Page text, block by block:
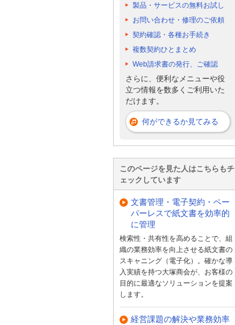
製品・サービスの無料お試し
お問い合わせ・修理のご依頼
契約確認・各種お手続き
複数契約ひとまとめ
Web請求書の発行、ご確認
さらに、便利なメニューや役
立つ情報を数多くご利用いた
だけます。
何ができるか見てみる
このページを見た人はこちらもチ
ェックしています
文書管理・電子契約・ペー
パーレスで紙文書を効率的
に管理
検索性・共有性を高めることで、組
織の業務効率を向上させる紙文書の
スキャニング（電子化）。確かな導
入実績を持つ大塚商会が、お客様の
目的に最適なソリューションを提案
します。
経営課題の解決や業務効率